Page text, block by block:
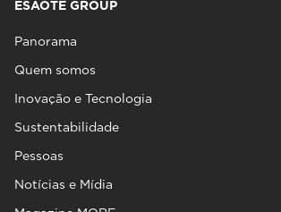
ESAOTE GROUP
Panorama
Quem somos
Inovação e Tecnologia
Sustentabilidade
Pessoas
Notícias e Mídia